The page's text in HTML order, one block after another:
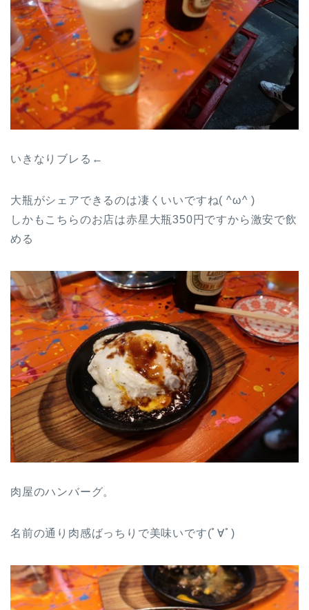
いきなりブレる←
大瓶がシェアできるのは凄くいいですね( ^ω^ )
しかもこちらのお店は赤星大瓶350円ですから激安で飲
める
肉屋のハンバーグ。
名前の通り肉感ばっちりで美味いです(ﾟ∀ﾟ)